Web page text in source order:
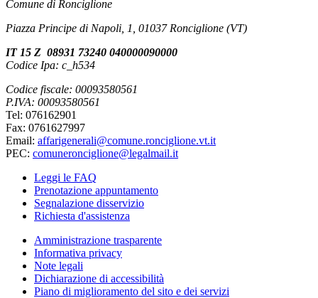
Comune di Ronciglione
Piazza Principe di Napoli, 1, 01037 Ronciglione (VT)
IT 15 Z 08931 73240 040000090000
Codice Ipa: c_h534
Codice fiscale: 00093580561
P.IVA: 00093580561
Tel: 076162901
Fax: 0761627997
Email: affarigenerali@comune.ronciglione.vt.it
PEC: comuneronciglione@legalmail.it
Leggi le FAQ
Prenotazione appuntamento
Segnalazione disservizio
Richiesta d'assistenza
Amministrazione trasparente
Informativa privacy
Note legali
Dichiarazione di accessibilità
Piano di miglioramento del sito e dei servizi